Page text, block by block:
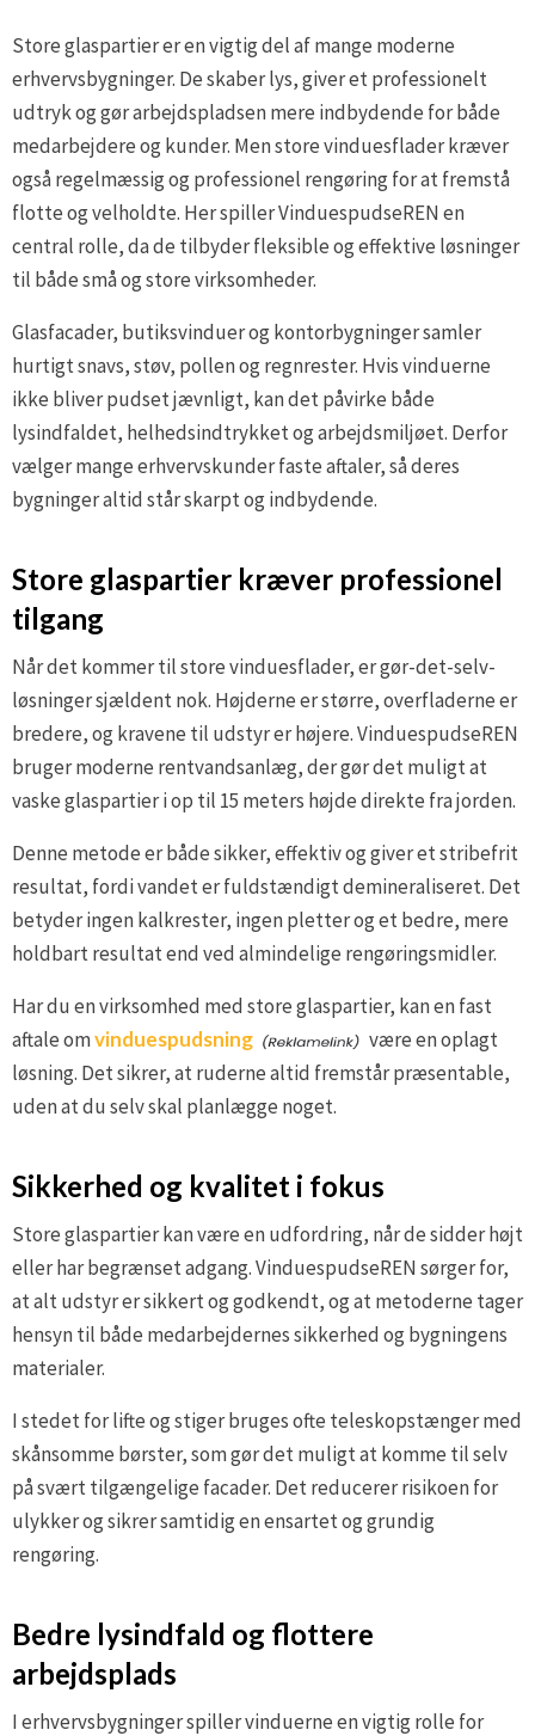
Store glaspartier er en vigtig del af mange moderne
erhvervsbygninger. De skaber lys, giver et professionelt
udtryk og gør arbejdspladsen mere indbydende for både
medarbejdere og kunder. Men store vinduesflader kræver
også regelmæssig og professionel rengøring for at fremstå
flotte og velholdte. Her spiller VinduespudseREN en
central rolle, da de tilbyder fleksible og effektive løsninger
til både små og store virksomheder.
Glasfacader, butiksvinduer og kontorbygninger samler
hurtigt snavs, støv, pollen og regnrester. Hvis vinduerne
ikke bliver pudset jævnligt, kan det påvirke både
lysindfaldet, helhedsindtrykket og arbejdsmiljøet. Derfor
vælger mange erhvervskunder faste aftaler, så deres
bygninger altid står skarpt og indbydende.
Store glaspartier kræver professionel
tilgang
Når det kommer til store vinduesflader, er gør-det-selv-
løsninger sjældent nok. Højderne er større, overfladerne er
bredere, og kravene til udstyr er højere. VinduespudseREN
bruger moderne rentvandsanlæg, der gør det muligt at
vaske glaspartier i op til 15 meters højde direkte fra jorden.
Denne metode er både sikker, effektiv og giver et stribefrit
resultat, fordi vandet er fuldstændigt demineraliseret. Det
betyder ingen kalkrester, ingen pletter og et bedre, mere
holdbart resultat end ved almindelige rengøringsmidler.
Har du en virksomhed med store glaspartier, kan en fast
aftale omvinduespudsning
være en oplagt
løsning. Det sikrer, at ruderne altid fremstår præsentable,
uden at du selv skal planlægge noget.
Sikkerhed og kvalitet i fokus
Store glaspartier kan være en udfordring, når de sidder højt
eller har begrænset adgang. VinduespudseREN sørger for,
at alt udstyr er sikkert og godkendt, og at metoderne tager
hensyn til både medarbejdernes sikkerhed og bygningens
materialer.
I stedet for lifte og stiger bruges ofte teleskopstænger med
skånsomme børster, som gør det muligt at komme til selv
på svært tilgængelige facader. Det reducerer risikoen for
ulykker og sikrer samtidig en ensartet og grundig
rengøring.
Bedre lysindfald og flottere
arbejdsplads
I erhvervsbygninger spiller vinduerne en vigtig rolle for